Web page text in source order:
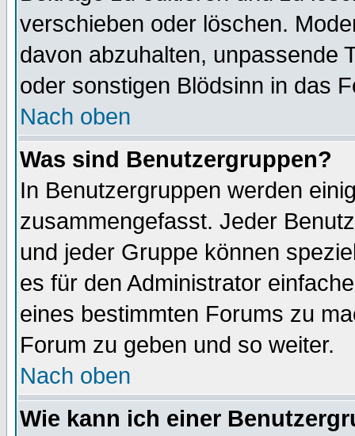
verschieben oder löschen.
davon abzuhalten, unpassende
oder sonstigen Blödsinn in das
Nach oben
Was sind Benutzergruppen?
In Benutzergruppen werden
zusammengefasst. Jeder
und jeder Gruppe können
es für den Administrator
eines bestimmten Forums zu
Forum zu geben und so weiter.
Nach oben
Wie kann ich einer